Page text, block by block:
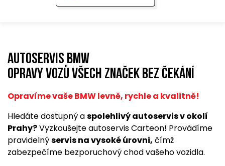
Autoservis BMW
opravy vozů všech značek bez čekání
Opravíme vaše BMW levně, rychle a kvalitně!
Hledáte dostupný aspolehlivý autoservis v okolí
Prahy?Vyzkoušejte autoservis Carteon! Provádíme
pravidelnýservis na vysoké úrovni, čímž
zabezpečíme bezporuchový chod vašeho vozidla.